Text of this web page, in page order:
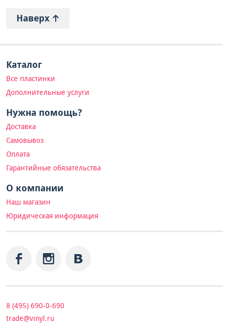
Наверх
Каталог
Все пластинки
Дополнительные услуги
Нужна помощь?
Доставка
Самовывоз
Оплата
Гарантийные обязательства
О компании
Наш магазин
Юридическая информация
8 (495) 690-0-690
trade@vinyl.ru